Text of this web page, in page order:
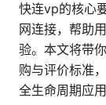
快连vp的核心
网连接，帮助
验。本文将带
购与评价标准
全生命周期应